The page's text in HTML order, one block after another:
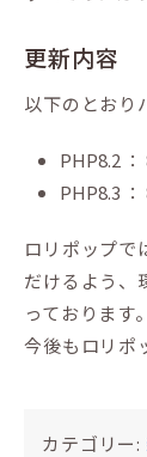
更新内容
以下のとおり
PHP8.2
PHP8.3
ロリポップで
だけるよう、
っております。
今後もロリポ
カテゴリー: